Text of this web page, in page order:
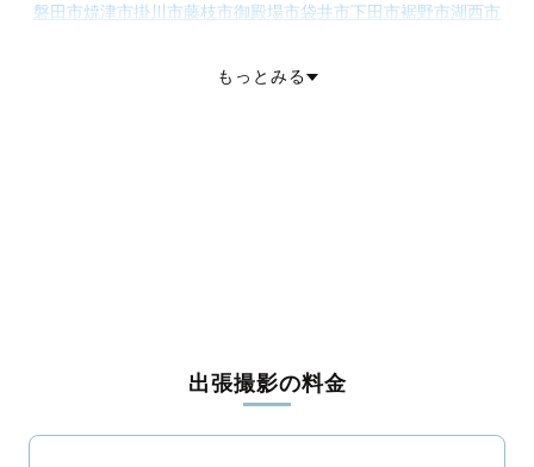
磐田市焼津市掛川市藤枝市御殿場市袋井市下田市裾野市湖西市
駿東郡清水町 駿東郡長泉町
もっとみる
出張撮影の料金